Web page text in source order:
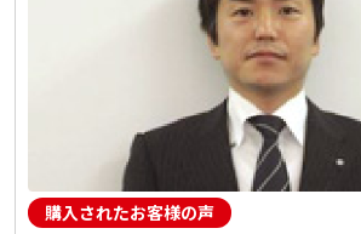
購入されたお客様の声